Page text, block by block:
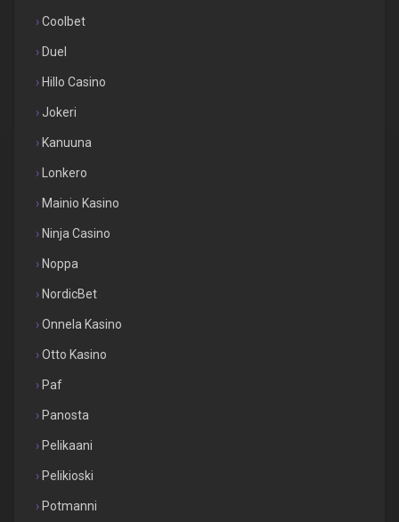
Coolbet
Duel
Hillo Casino
Jokeri
Kanuuna
Lonkero
Mainio Kasino
Ninja Casino
Noppa
NordicBet
Onnela Kasino
Otto Kasino
Paf
Panosta
Pelikaani
Pelikioski
Potmanni